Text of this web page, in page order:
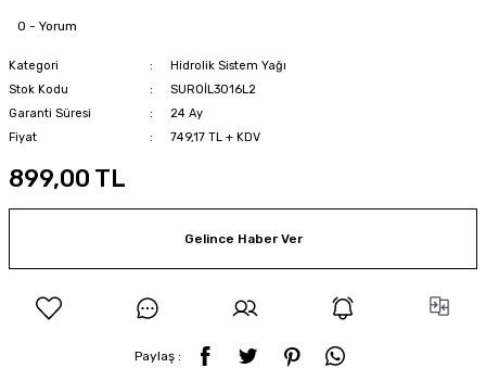
0 - Yorum
Kategori
Hidrolik Sistem Yağı
Stok Kodu
SUROİL3016L2
Garanti Süresi
24 Ay
Fiyat
749,17 TL + KDV
899,00 TL
Gelince Haber Ver
Paylaş :